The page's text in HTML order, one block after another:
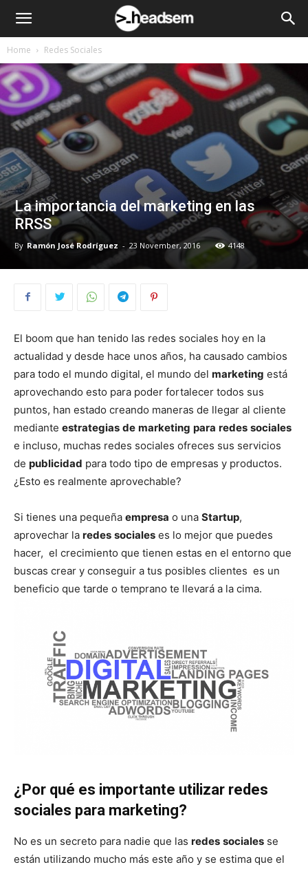
Home Redes Sociales
La importancia del marketing en las
RRSS
By Ramón José Rodríguez - 23 November, 2016 4148
El boom que han tenido las redes sociales hoy en la
actualidad y desde hace unos años, ha causado cambios
para todo el mundo digital, el mundo del marketing está
aprovechando esto para poder fortalecer todos sus
puntos, han estado creando maneras de llegar al cliente
mediante estrategias de marketing para redes sociales
e incluso, muchas redes sociales ofreces sus servicios
de publicidad para todo tipo de empresas y productos.
¿Esto es realmente aprovechable?
Si tienes una pequeña empresa o una Startup,
aprovechar la redes sociales es lo mejor que puedes
hacer, el crecimiento que tienen estas en el entorno que
buscas crear y conseguir a tus posibles clientes es un
beneficio que tarde o temprano te llevará a la cima.
¿Por qué es importante utilizar redes
sociales para marketing?
No es un secreto para nadie que las redes sociales se
están utilizando mucho más este año y se estima que el